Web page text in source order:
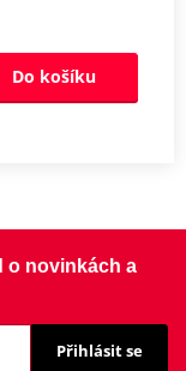
Do košíku
o novinkách a
Přihlásit se